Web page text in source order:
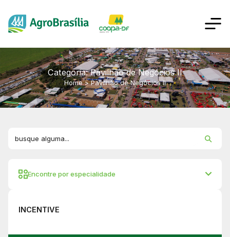
Categoria: Pavilhão de Negócios II
Home > Pavilhão de Negócios II
Encontre por especialidade
INCENTIVE